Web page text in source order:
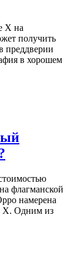
X на
получить
преддверии
в хорошем
флагманской
намерена
X. Одним из